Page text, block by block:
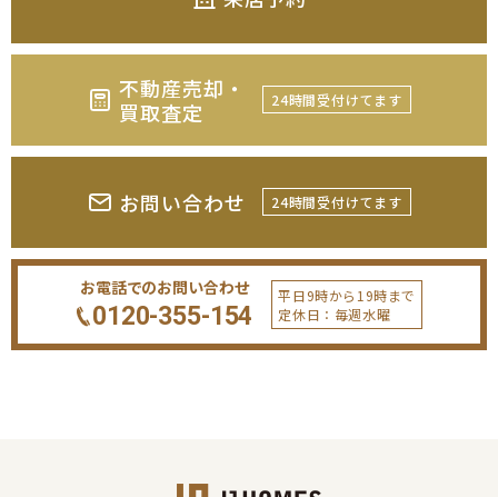
不動産売却・
買取査定
24時間受付けてます
お問い合わせ 24時間受付けてます
お電話でのお問い合わせ
0120-355-154
平日9時から19時まで
定休日：毎週水曜